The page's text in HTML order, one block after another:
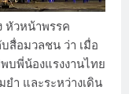
หัวหน้าพรรค
สื่อมวลชน ว่า เมื่อ
บพี่น้องแรงงานไทย
ยำ และระหว่างเดิน